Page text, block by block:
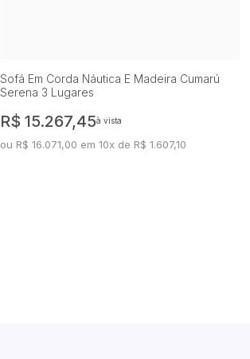
Sofá Em Corda Náutica E Madeira Cumarú
Serena 3 Lugares
R$ 15.267,45à vista
ou R$ 16.071,00 em 10x de R$ 1.607,10